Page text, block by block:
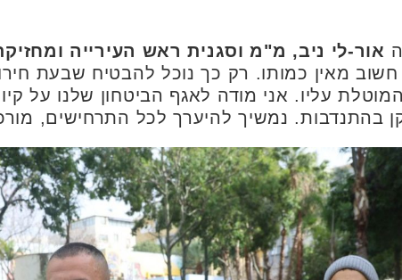
אור-לי ניב, מ"מ וסגנית ראש העירייה
מאין כמותו. רק כך נוכל להבטיח שבעת
עליו. אני מודה לאגף הביטחון שלנו על
בהתנדבות. נמשיך להיערך לכל התרחישים,